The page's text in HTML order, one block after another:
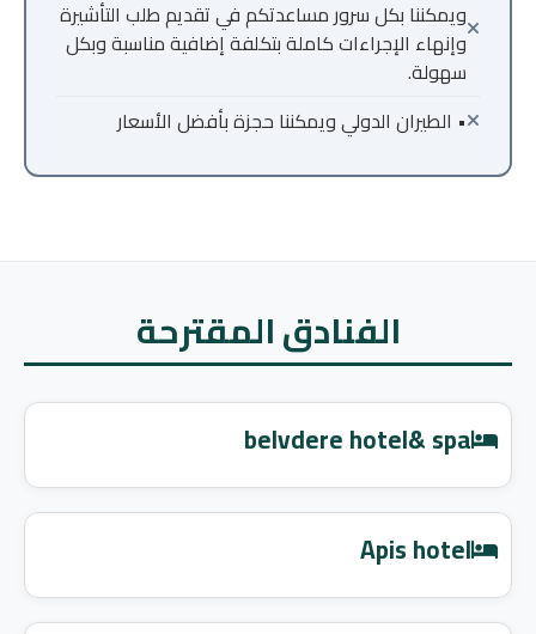
ويمكننا بكل سرور مساعدتكم في تقديم طلب التأشيرة
وإنهاء الإجراءات كاملة بتكلفة إضافية مناسبة وبكل
سهولة.
• الطيران الدولي ويمكننا حجزة بأفضل الأسعار
الفنادق المقترحة
belvdere hotel& spa
Apis hotel